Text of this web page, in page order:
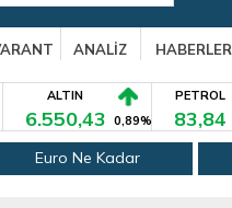
ANALİZ HABERLER
ALTIN
6.550,43 0,89%
PETROL
83,84
Euro Ne Kadar